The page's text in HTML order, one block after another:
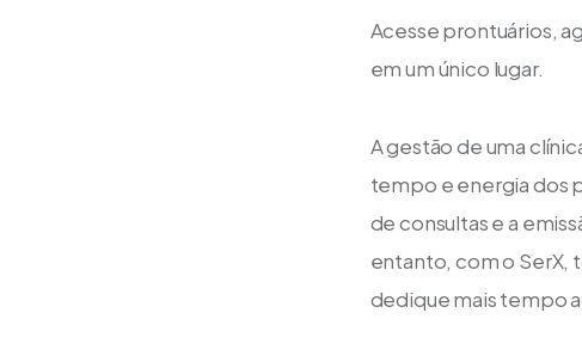
Acesse prontuários,
em um único lugar.
A gestão de uma
tempo e energia dos
de consultas e a
entanto, com o SerX,
dedique mais tempo